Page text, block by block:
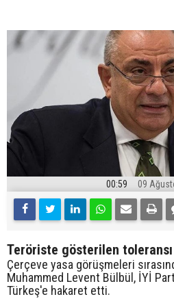
00:59 09
Teröriste gösterilen
Çerçeve yasa görüşmeleri
Muhammed Levent Bülbül, İYİ
Türkeş'e hakaret etti.